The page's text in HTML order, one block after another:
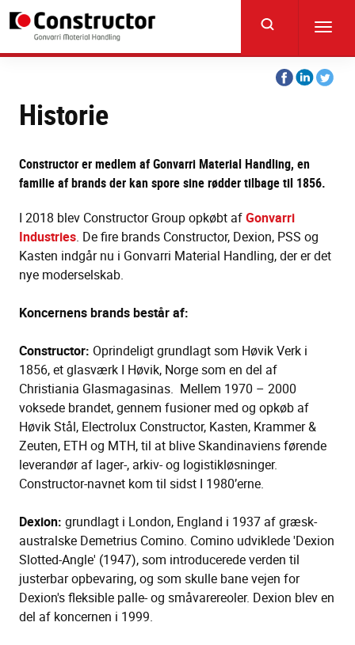
content
Share
on
ShareShare
on
Historie
Constructor er medlem af Gonvarri Material Handling, en
familie af brands der kan spore sine rødder tilbage til 1856.
I 2018 blev Constructor Group opkøbt afGonvarri
Industries. De fire brands Constructor, Dexion, PSS og
Kasten indgår nu i Gonvarri Material Handling, der er det
nye moderselskab.
Koncernens brands består af:
Constructor: Oprindeligt grundlagt som Høvik Verk i
1856, et glasværk I Høvik, Norge som en del af
Christiania Glasmagasinas. Mellem 1970 – 2000
voksede brandet, gennem fusioner med og opkøb af
Høvik Stål, Electrolux Constructor, Kasten, Krammer &
Zeuten, ETH og MTH, til at blive Skandinaviens førende
leverandør af lager-, arkiv- og logistikløsninger.
Constructor-navnet kom til sidst I 1980’erne.
Dexion: grundlagt i London, England i 1937 af græsk-
australske Demetrius Comino. Comino udviklede 'Dexion
Slotted-Angle' (1947), som introducerede verden til
justerbar opbevaring, og som skulle bane vejen for
Dexion's fleksible palle- og småvarereoler. Dexion blev en
del af koncernen i 1999.